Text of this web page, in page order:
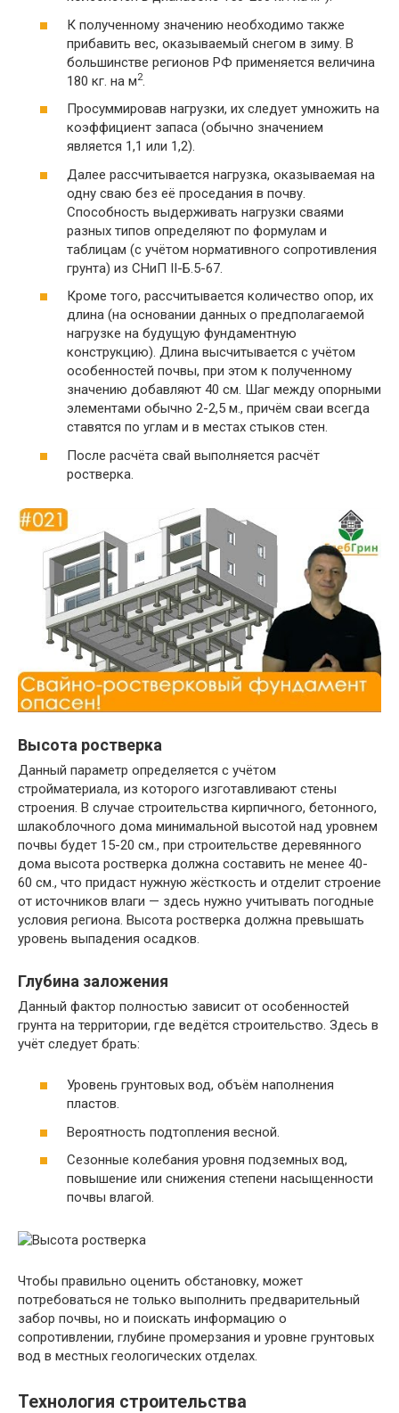
К полученному значению необходимо также
прибавить вес, оказываемый снегом в зиму. В
большинстве регионов РФ применяется величина
180 кг. на м2.
Просуммировав нагрузки, их следует умножить на
коэффициент запаса (обычно значением
является 1,1 или 1,2).
Далее рассчитывается нагрузка, оказываемая на
одну сваю без её проседания в почву.
Способность выдерживать нагрузки сваями
разных типов определяют по формулам и
таблицам (с учётом нормативного сопротивления
грунта) из СНиП II-Б.5-67.
Кроме того, рассчитывается количество опор, их
длина (на основании данных о предполагаемой
нагрузке на будущую фундаментную
конструкцию). Длина высчитывается с учётом
особенностей почвы, при этом к полученному
значению добавляют 40 см. Шаг между опорными
элементами обычно 2-2,5 м., причём сваи всегда
ставятся по углам и в местах стыков стен.
После расчёта свай выполняется расчёт
ростверка.
Высота ростверка
Данный параметр определяется с учётом
стройматериала, из которого изготавливают стены
строения. В случае строительства кирпичного, бетонного,
шлакоблочного дома минимальной высотой над уровнем
почвы будет 15-20 см., при строительстве деревянного
дома высота ростверка должна составить не менее 40-
60 см., что придаст нужную жёсткость и отделит строение
от источников влаги — здесь нужно учитывать погодные
условия региона. Высота ростверка должна превышать
уровень выпадения осадков.
Глубина заложения
Данный фактор полностью зависит от особенностей
грунта на территории, где ведётся строительство. Здесь в
учёт следует брать:
Уровень грунтовых вод, объём наполнения
пластов.
Вероятность подтопления весной.
Сезонные колебания уровня подземных вод,
повышение или снижения степени насыщенности
почвы влагой.
Чтобы правильно оценить обстановку, может
потребоваться не только выполнить предварительный
забор почвы, но и поискать информацию о
сопротивлении, глубине промерзания и уровне грунтовых
вод в местных геологических отделах.
Технология строительства